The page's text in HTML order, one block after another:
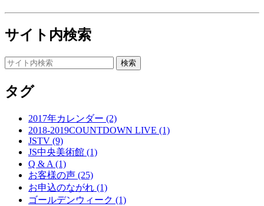
サイト内検索
タグ
2017年カレンダー (2)
2018-2019COUNTDOWN LIVE (1)
JSTV (9)
JS中央美術館 (1)
Q & A (1)
お客様の声 (25)
お申込のながれ (1)
ゴールデンウィーク (1)